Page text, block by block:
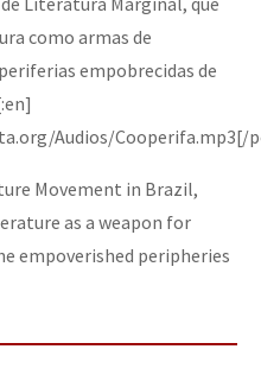
como armas de
empobrecidas de
Audios/Cooperifa.mp3[/
Movement in Brazil,
as a weapon for
empoverished peripheries